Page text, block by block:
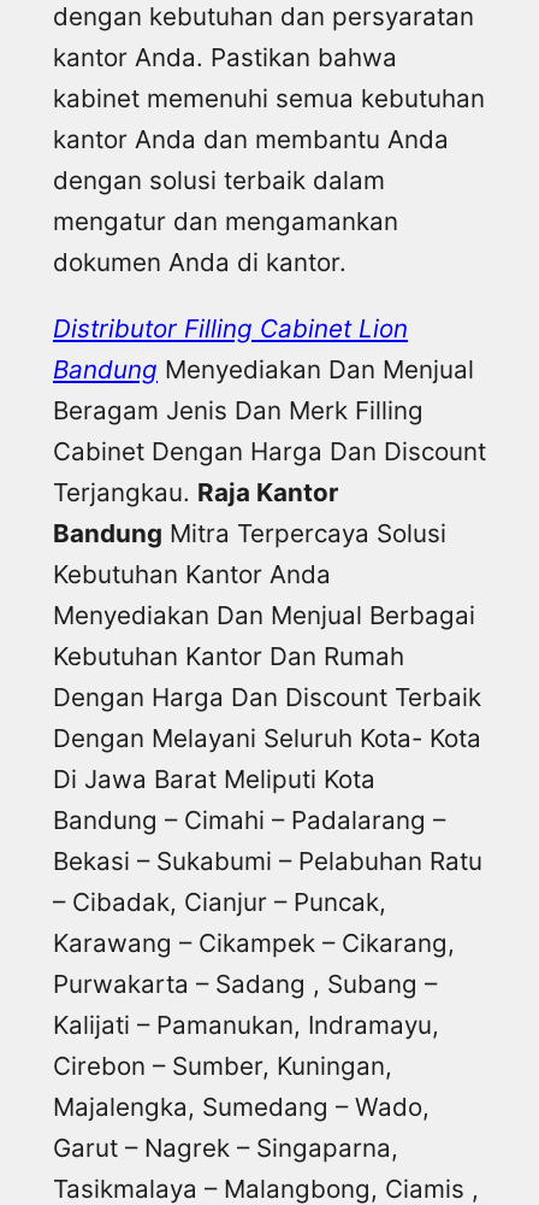
dengan kebutuhan dan persyaratan
kantor Anda. Pastikan bahwa
kabinet memenuhi semua kebutuhan
kantor Anda dan membantu Anda
dengan solusi terbaik dalam
mengatur dan mengamankan
dokumen Anda di kantor.
Distributor Filling Cabinet Lion
Bandung Menyediakan Dan Menjual
Beragam Jenis Dan Merk Filling
Cabinet Dengan Harga Dan Discount
Terjangkau. Raja Kantor
Bandung Mitra Terpercaya Solusi
Kebutuhan Kantor Anda
Menyediakan Dan Menjual Berbagai
Kebutuhan Kantor Dan Rumah
Dengan Harga Dan Discount Terbaik
Dengan Melayani Seluruh Kota- Kota
Di Jawa Barat Meliputi Kota
Bandung – Cimahi – Padalarang –
Bekasi – Sukabumi – Pelabuhan Ratu
– Cibadak, Cianjur – Puncak,
Karawang – Cikampek – Cikarang,
Purwakarta – Sadang , Subang –
Kalijati – Pamanukan, Indramayu,
Cirebon – Sumber, Kuningan,
Majalengka, Sumedang – Wado,
Garut – Nagrek – Singaparna,
Tasikmalaya – Malangbong, Ciamis ,